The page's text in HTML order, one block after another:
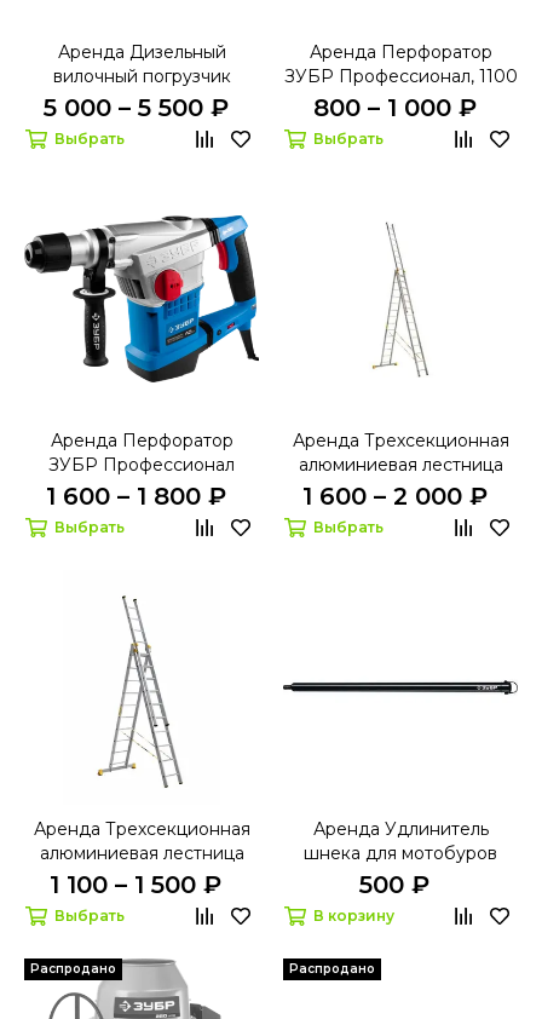
Аренда Дизельный
вилочный погрузчик
Hangcha CPCD18-AG18
5 000 – 5 500 ₽
Выбрать
Аренда Перфоратор
ЗУБР Профессионал, 1100
Вт ЗП-32-1100 К SDS-PLUS
800 – 1 000 ₽
Выбрать
Аренда Перфоратор
ЗУБР Профессионал
ЗПМ-40-1250 ЭВК SDS-
1 600 – 1 800 ₽
Выбрать
Аренда Трехсекционная
алюминиевая лестница
Алюмет Серия Р3 9314
1 600 – 2 000 ₽
Выбрать
Аренда Трехсекционная
алюминиевая лестница
Алюмет Серия P3 9310
1 100 – 1 500 ₽
Выбрать
Аренда Удлинитель
шнека для мотобуров
100см Зубр 7050-100
500 ₽
В корзину
Распродано Распродано